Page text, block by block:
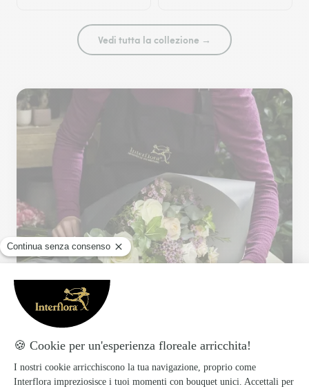
Vedi tutta la collezione →